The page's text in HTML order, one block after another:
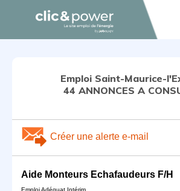
Emploi Saint-Maurice-
44 ANNONCES A
Créer une alerte e-mail
Aide Monteurs Echafaudeurs F/H
Emploi Adéquat Intérim